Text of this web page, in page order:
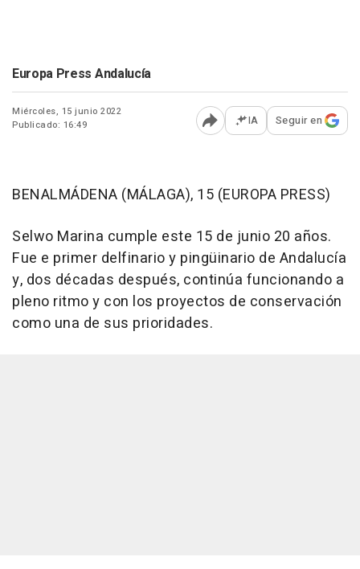
Europa Press Andalucía
Miércoles, 15 junio 2022
Publicado: 16:49
Abrir opciones para
IA Seguir en
BENALMÁDENA (MÁLAGA), 15 (EUROPA PRESS)
Selwo Marina cumple este 15 de junio 20 años.
Fue e primer delfinario y pingüinario de Andalucía
y, dos décadas después, continúa funcionando a
pleno ritmo y con los proyectos de conservación
como una de sus prioridades.